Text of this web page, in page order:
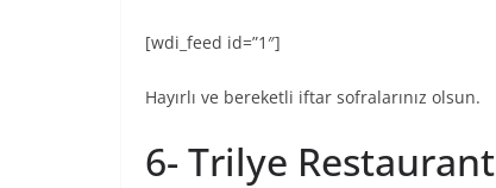
[wdi_feed id=”1″]
Hayırlı ve bereketli iftar sofralarınız olsun.
6- Trilye Restaurant